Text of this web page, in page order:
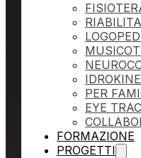
PER
EYE
FORMAZIONE
PROGETTI